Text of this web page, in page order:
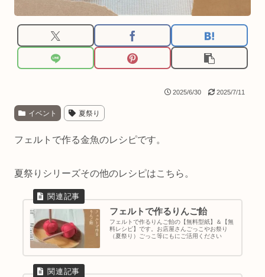
2025/6/30 2025/7/11
イベント 夏祭り
フェルトで作る金魚のレシピです。
夏祭りシリーズその他のレシピはこちら。
フェルトで作るりんご飴
フェルトで作るりんご飴の【無料型紙】＆【無
料レシピ】です。お店屋さんごっこやお祭り
（夏祭り）ごっこ等にもにご活用ください